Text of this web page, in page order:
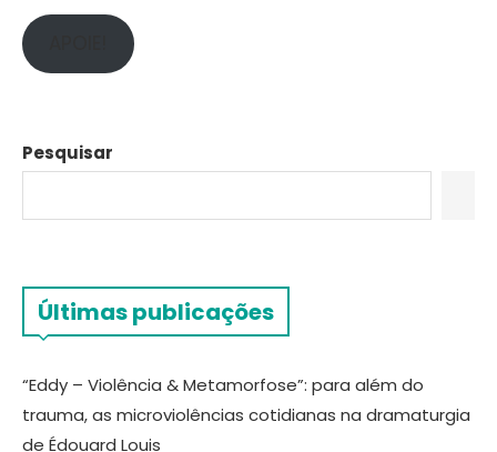
Pesquisar
Últimas publicações
“Eddy – Violência & Metamorfose”: para além do
trauma, as microviolências cotidianas na dramaturgia
de Édouard Louis